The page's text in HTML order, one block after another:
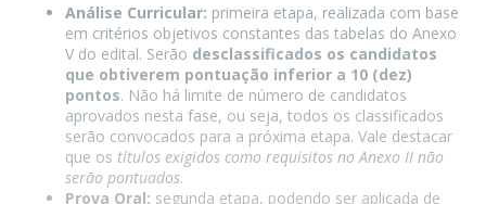
Análise Curricular: primeira etapa, realizada com base
em critérios objetivos constantes das tabelas do Anexo
V do edital. Serão desclassificados os candidatos
que obtiverem pontuação inferior a 10 (dez)
pontos. Não há limite de número de candidatos
aprovados nesta fase, ou seja, todos os classificados
serão convocados para a próxima etapa. Vale destacar
que os títulos exigidos como requisitos no Anexo II não
serão pontuados.
Prova Oral: segunda etapa, podendo ser aplicada de